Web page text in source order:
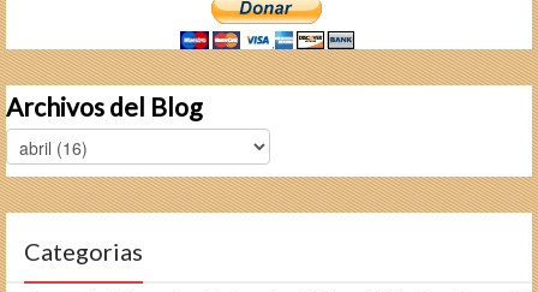
Archivos del Blog
Categorias